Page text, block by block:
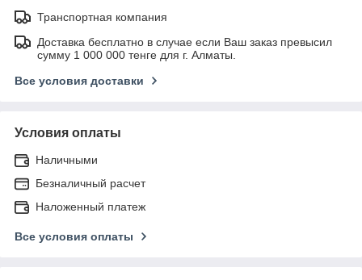
Транспортная компания
Доставка бесплатно в случае если Ваш заказ превысил
сумму 1 000 000 тенге для г. Алматы.
Все условия доставки
Условия оплаты
Наличными
Безналичный расчет
Наложенный платеж
Все условия оплаты